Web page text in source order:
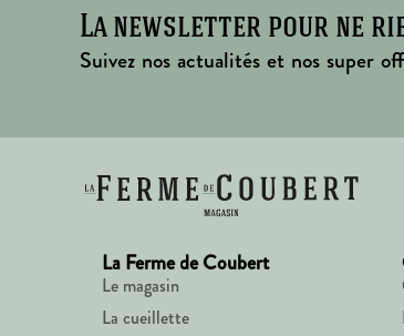
La newsletter pour ne
Suivez nos actualités et nos super
La Ferme de Coubert
Le magasin
La cueillette